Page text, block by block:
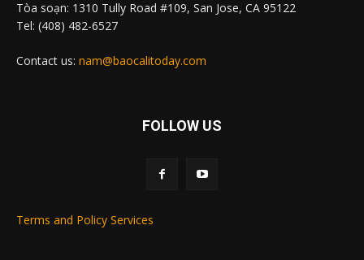
Tòa soạn: 1310 Tully Road #109, San Jose, CA 95122
Tel: (408) 482-6527
Contact us: nam@baocalitoday.com
FOLLOW US
Terms and Policy Services